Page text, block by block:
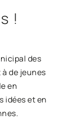
!
des
de jeunes
en
idées et en